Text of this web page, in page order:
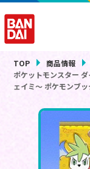
TOP
商品情報
ポケットモンスター
ェイミ～ ポケモンブ